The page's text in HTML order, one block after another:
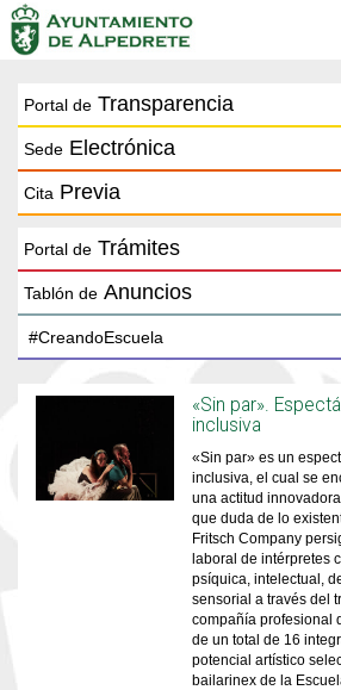
Portal de Transparencia
Sede Electrónica
Cita Previa
Portal de Trámites
Tablón de Anuncios
«Sin par».
inclusiva
«Sin par» es un
inclusiva, el cual se
una actitud
que duda de lo
Fritsch Company
laboral de intérpretes
psíquica, intelectual,
sensorial a través del
compañía profesional
de un total de 16
potencial artístico
bailarinex de la